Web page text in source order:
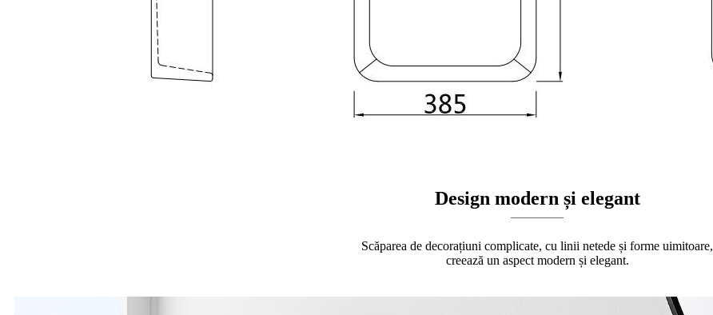
Design modern și elegant
Scăparea de decorațiuni complicate, cu linii netede și forme uimitoare,
creează un aspect modern și elegant.